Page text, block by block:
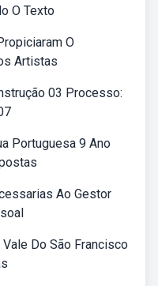
O Texto
O
Artistas
03 Processo:
Portuguesa 9 Ano
Ao Gestor
Do São Francisco